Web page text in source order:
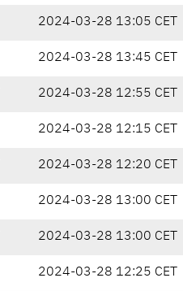
2024-03-28 13:05 CET
2024-03-28 13:45 CET
2024-03-28 12:55 CET
2024-03-28 12:15 CET
2024-03-28 12:20 CET
2024-03-28 13:00 CET
2024-03-28 13:00 CET
2024-03-28 12:25 CET